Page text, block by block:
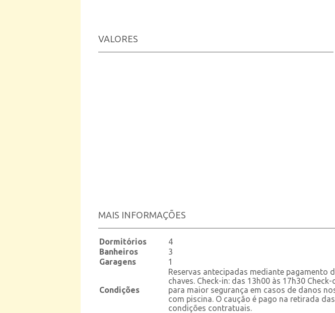
VALORES
MAIS INFORMAÇÕES
Dormitórios
4
Banheiros
3
Garagens
1
Condições
Reservas antecipadas mediante
chaves. Check-in: das 13h00 às 17h30
para maior segurança em casos de danos
com piscina. O caução é pago na retirada
condições contratuais.